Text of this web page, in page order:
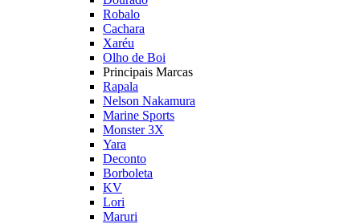
Robalo
Cachara
Xaréu
Olho de Boi
Principais Marcas
Rapala
Nelson Nakamura
Marine Sports
Monster 3X
Yara
Deconto
Borboleta
KV
Lori
Maruri